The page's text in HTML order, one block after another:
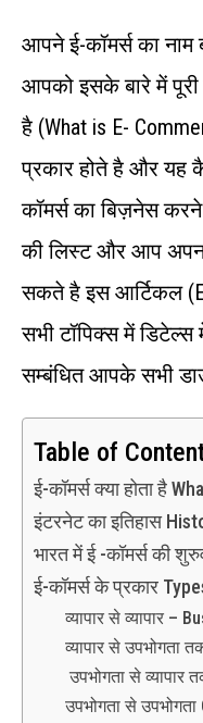
आपने ई-कॉमर्स का नाम
आपको इसके बारे में पूरी
है (What is E-
प्रकार होते है और यह
कॉमर्स का बिज़नेस
की लिस्ट और आप
सकते है इस आर्टिकल
सभी टॉपिक्स में
सम्बंधित आपके सभी
Table of
ई-कॉमर्स क्या होता है
इंटरनेट का इतिहास
भारत में ई -कॉमर्स की
ई-कॉमर्स के प्रकार
व्यापार से व्यापार –
व्यापार से उपभोगता
उपभोगता से
उपभोगता से